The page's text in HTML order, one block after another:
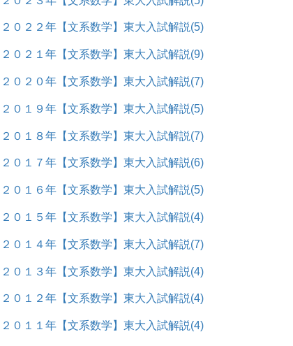
２０２２年【文系数学】東大入試解説(5)
２０２１年【文系数学】東大入試解説(9)
２０２０年【文系数学】東大入試解説(7)
２０１９年【文系数学】東大入試解説(5)
２０１８年【文系数学】東大入試解説(7)
２０１７年【文系数学】東大入試解説(6)
２０１６年【文系数学】東大入試解説(5)
２０１５年【文系数学】東大入試解説(4)
２０１４年【文系数学】東大入試解説(7)
２０１３年【文系数学】東大入試解説(4)
２０１２年【文系数学】東大入試解説(4)
２０１１年【文系数学】東大入試解説(4)